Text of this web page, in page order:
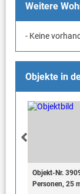
Weitere
- Keine
Objekte in
Objekt-Nr.
Personen, 25